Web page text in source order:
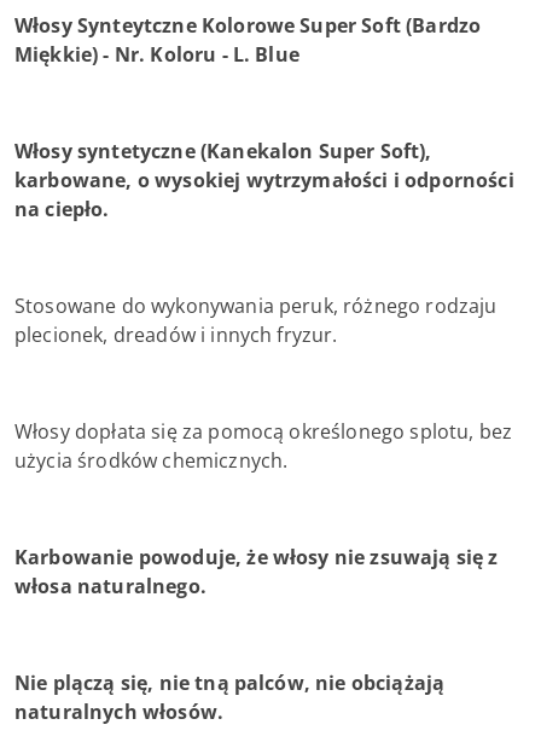
Włosy Synteytczne Kolorowe Super Soft (Bardzo
Miękkie) - Nr. Koloru - L. Blue
Włosy syntetyczne (Kanekalon Super Soft),
karbowane, o wysokiej wytrzymałości i odporności
na ciepło.
Stosowane do wykonywania peruk, różnego rodzaju
plecionek, dreadów i innych fryzur.
Włosy dopłata się za pomocą określonego splotu, bez
użycia środków chemicznych.
Karbowanie powoduje, że włosy nie zsuwają się z
włosa naturalnego.
Nie plączą się, nie tną palców, nie obciążają
naturalnych włosów.